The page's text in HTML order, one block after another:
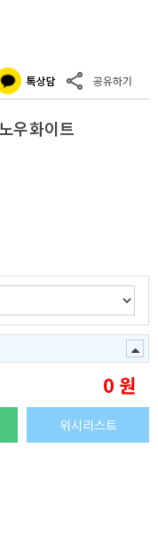
우화이트
0 원
위시리스트